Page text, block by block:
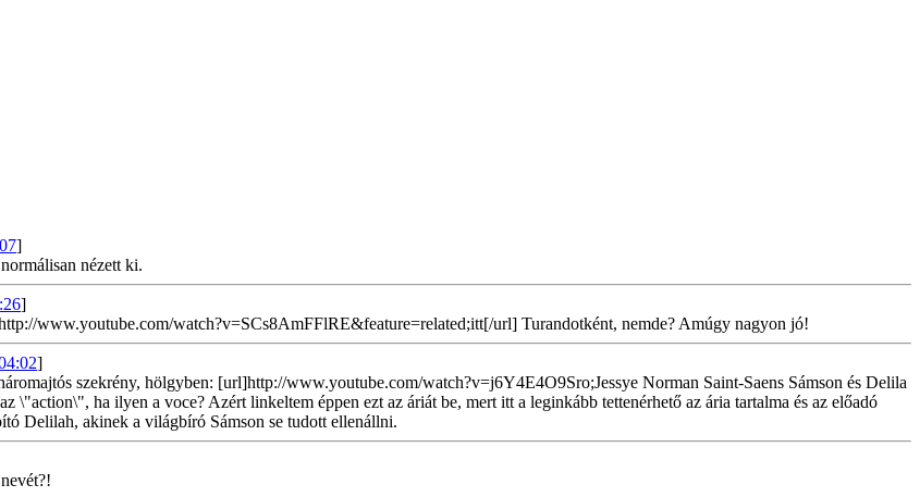
]
nézett ki.
]
www.youtube.com/watch?v=SCs8AmFFlRE&feature=related;itt[/url] Turandotként, nemde? Amúgy nagyon jó!
]
szekrény, hölgyben: [url]http://www.youtube.com/watch?v=j6Y4E4O9Sro;Jessye Norman Saint-Saens Sámson és Delila
ha ilyen a voce? Azért linkeltem éppen ezt az áriát be, mert itt a leginkább tettenérhető az ária tartalma és az előadó
Delilah, akinek a világbíró Sámson se tudott ellenállni.